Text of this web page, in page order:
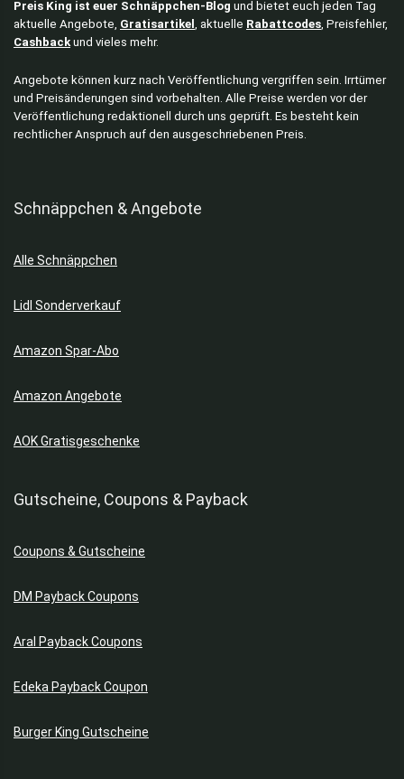
Preis King ist euer Schnäppchen-Blog und bietet euch jeden Tag
aktuelle Angebote, Gratisartikel , aktuelle Rabattcodes, Preisfehler,
Cashbackund vieles mehr.
Angebote können kurz nach Veröffentlichung vergriffen sein. Irrtümer
und Preisänderungen sind vorbehalten. Alle Preise werden vor der
Veröffentlichung redaktionell durch uns geprüft. Es besteht kein
rechtlicher Anspruch auf den ausgeschriebenen Preis.
Schnäppchen & Angebote
Alle Schnäppchen
Lidl Sonderverkauf
Amazon Spar-Abo
Amazon Angebote
AOK Gratisgeschenke
Gutscheine, Coupons & Payback
Coupons & Gutscheine
DM Payback Coupons
Aral Payback Coupons
Edeka Payback Coupon
Burger King Gutscheine